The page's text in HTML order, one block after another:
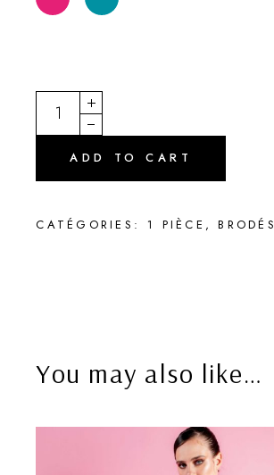
CHAHUT25 quantity
ADD TO CART
CATÉGORIES: 1 PIÈCE ,BRODÉS
You may also like…